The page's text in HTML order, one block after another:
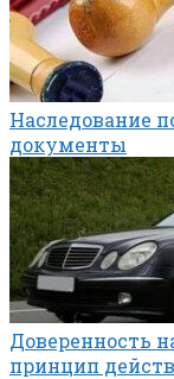
Наследование
документы
Доверенность
принцип